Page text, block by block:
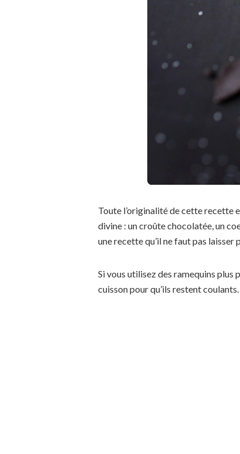
Toute l’originalité de cette recette
divine : un croûte chocolatée, un
une recette qu’il ne faut pas
Si vous utilisez des ramequins
cuisson pour qu’ils restent coulants.